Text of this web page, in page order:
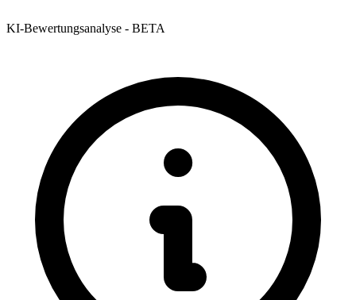
KI-Bewertungsanalyse - BETA